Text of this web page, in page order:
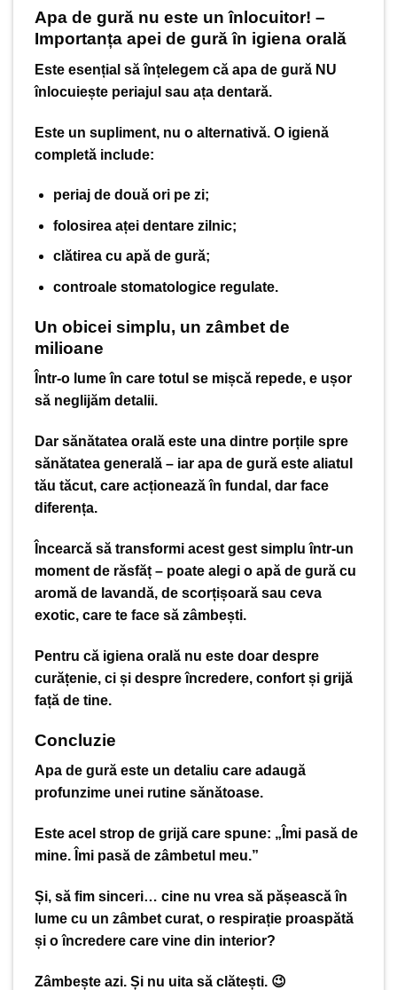
Apa de gură nu este un înlocuitor! –
Importanța apei de gură în igiena orală
Este esențial să înțelegem că apa de gură NU
înlocuiește periajul sau ața dentară.
Este un supliment, nu o alternativă. O igienă
completă include:
periaj de două ori pe zi;
folosirea aței dentare zilnic;
clătirea cu apă de gură;
controale stomatologiceregulate.
Un obicei simplu, un zâmbet de
milioane
Într-o lume în care totul se mișcă repede, e ușor
să neglijăm detalii.
Dar sănătatea orală este una dintre porțile spre
sănătatea generală – iar apa de gură este aliatul
tău tăcut, care acționează în fundal, dar face
diferența.
Încearcă să transformi acest gest simplu într-un
moment de răsfăț – poate alegi o apă de gură cu
aromă de lavandă, de scorțișoară sau ceva
exotic, care te face să zâmbești.
Pentru că igiena orală nu este doar despre
curățenie, ci și despre încredere, confort și grijă
față de tine.
Concluzie
Apa de gură este un detaliu care adaugă
profunzime unei rutine sănătoase.
Este acel strop de grijă care spune: „Îmi pasă de
mine. Îmi pasă de zâmbetul meu.”
Și, să fim sinceri… cine nu vrea să pășească în
lume cu un zâmbet curat, o respirație proaspătă
și o încredere care vine din interior?
Zâmbește azi. Și nu uita să clătești. 😉